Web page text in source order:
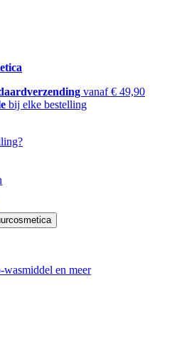
vanaf € 49,90
bij elke bestelling
wasmiddel en meer